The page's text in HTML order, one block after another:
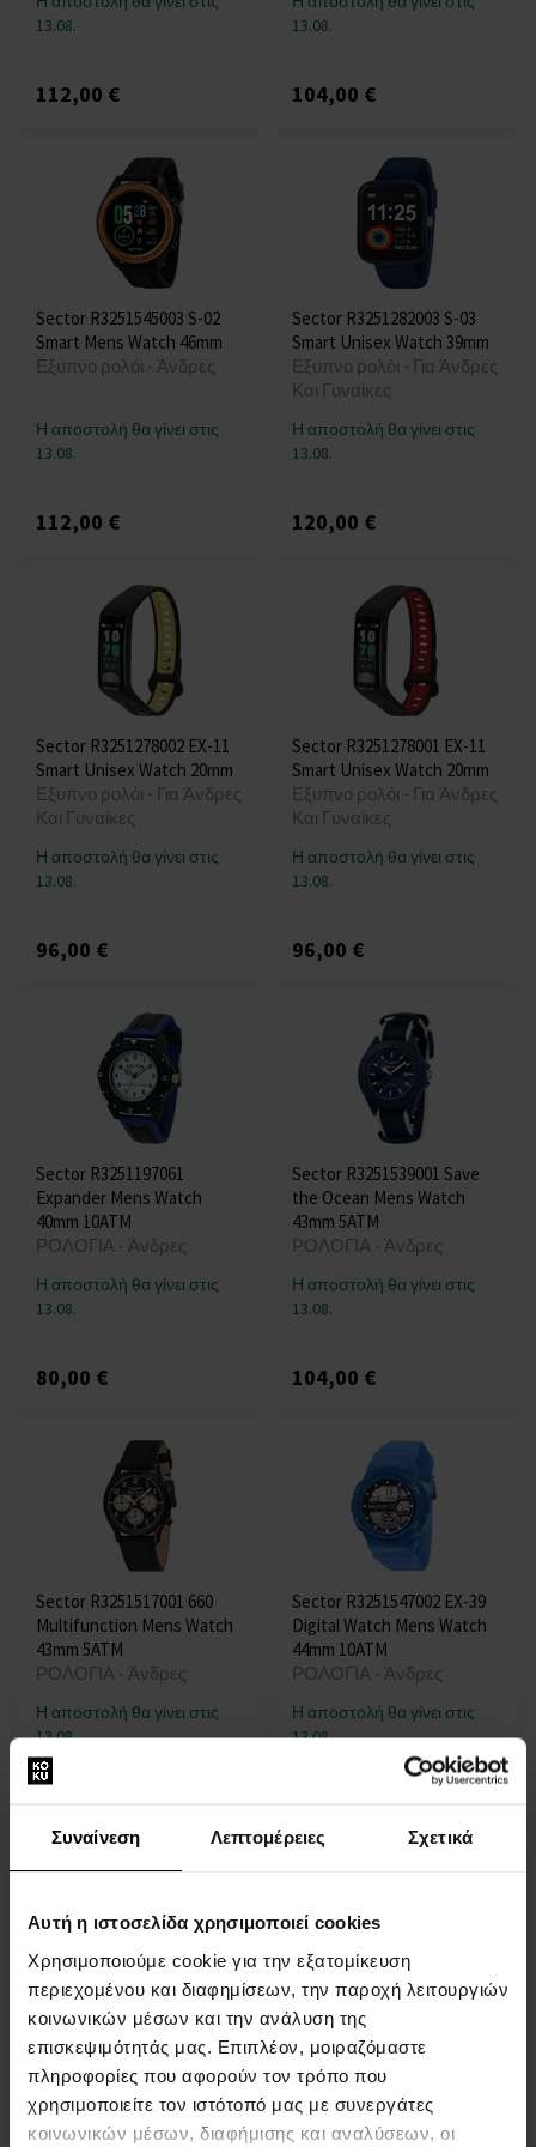
Συναίνεση Λεπτομέρειες Σχετικά
Αυτή η ιστοσελίδα χρησιμοποιεί cookies
Χρησιμοποιούμε cookie για την εξατομίκευση
περιεχομένου και διαφημίσεων, την παροχή λειτουργιών
κοινωνικών μέσων και την ανάλυση της
επισκεψιμότητάς μας. Επιπλέον, μοιραζόμαστε
πληροφορίες που αφορούν τον τρόπο που
χρησιμοποιείτε τον ιστότοπό μας με συνεργάτες
κοινωνικών μέσων, διαφήμισης και αναλύσεων, οι
13.08.
112,00 €
13.08.
104,00 €
Sector R3251545003 S-02
Smart Mens Watch 46mm
Εξυπνο ρολόι - Άνδρες
Η αποστολή θα γίνει στις
13.08.
112,00 €
Sector R3251282003 S-03
Smart Unisex Watch 39mm
Εξυπνο ρολόι - Για Άνδρες
Και Γυναίκες
Η αποστολή θα γίνει στις
13.08.
120,00 €
Sector R3251278002 EX-11
Smart Unisex Watch 20mm
Εξυπνο ρολόι - Για Άνδρες
Και Γυναίκες
Η αποστολή θα γίνει στις
13.08.
96,00 €
Sector R3251278001 EX-11
Smart Unisex Watch 20mm
Εξυπνο ρολόι - Για Άνδρες
Και Γυναίκες
Η αποστολή θα γίνει στις
13.08.
96,00 €
Sector R3251197061
Expander Mens Watch
40mm 10ATM
ΡΟΛΟΓΙΑ - Άνδρες
Η αποστολή θα γίνει στις
13.08.
80,00 €
Sector R3251539001 Save
the Ocean Mens Watch
43mm 5ATM
ΡΟΛΟΓΙΑ - Άνδρες
Η αποστολή θα γίνει στις
13.08.
104,00 €
Sector R3251517001 660
Multifunction Mens Watch
43mm 5ATM
ΡΟΛΟΓΙΑ - Άνδρες
Η αποστολή θα γίνει στις
13.08.
Sector R3251547002 EX-39
Digital Watch Mens Watch
44mm 10ATM
ΡΟΛΟΓΙΑ - Άνδρες
Η αποστολή θα γίνει στις
13.08.
Sector R3251539502 Save
the Ocean Ladies Watch
32mm 5ATM
ΡΟΛΟΓΙΑ - Γυναίκες
Η αποστολή θα γίνει στις
Sector R3253102026 Over-
Size Mens Watch Dual-Time
48mm 10ATM
ΡΟΛΟΓΙΑ - Άνδρες
Η αποστολή θα γίνει στις